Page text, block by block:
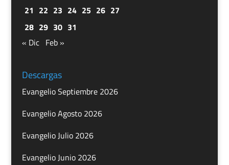
21 22 23 24 25 26 27
28 29 30 31
« Dic Feb »
Descargas
Evangelio Septiembre 2026
Evangelio Agosto 2026
Evangelio Julio 2026
Evangelio Junio 2026